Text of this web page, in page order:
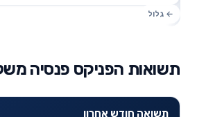
תשואות הפניקס פנסיה
תשואה חודש אחרון